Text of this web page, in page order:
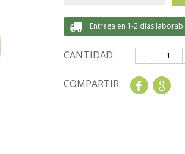
Entrega en 1-2 días
CANTIDAD: -
COMPARTIR: Share